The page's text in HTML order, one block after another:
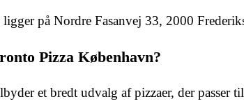
på Nordre Fasanvej 33, 2000
Pizza København?
et bredt udvalg af pizzaer, der passer